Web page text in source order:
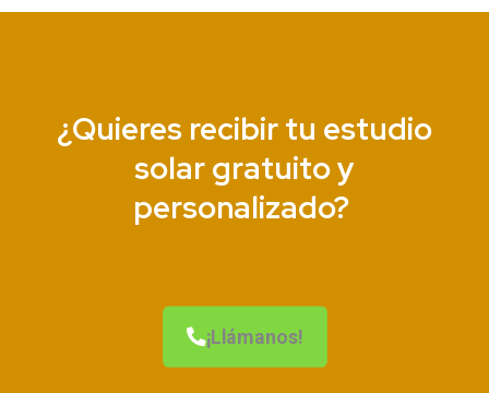
¿Quieres recibir tu estudio
solar gratuito y
personalizado?
¡Llámanos!